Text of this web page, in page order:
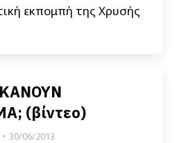
εκπομπή της Χρυσής
(βίντεο)
30/06/2013